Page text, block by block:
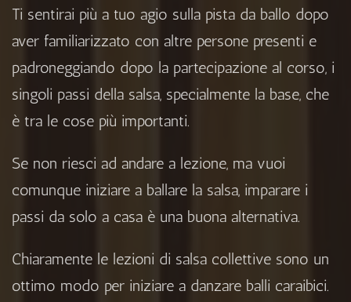
Ti sentirai più a tuo agio sulla pista da ballo dopo
aver familiarizzato con altre persone presenti e
padroneggiando dopo la partecipazione al corso, i
singoli passi della salsa, specialmente la base, che
è tra le cose più importanti.
Se non riesci ad andare a lezione, ma vuoi
comunque iniziare a ballare la salsa, imparare i
passi da solo a casa è una buona alternativa.
Chiaramente le lezioni di salsa collettive sono un
ottimo modo per iniziare a danzare balli caraibici.